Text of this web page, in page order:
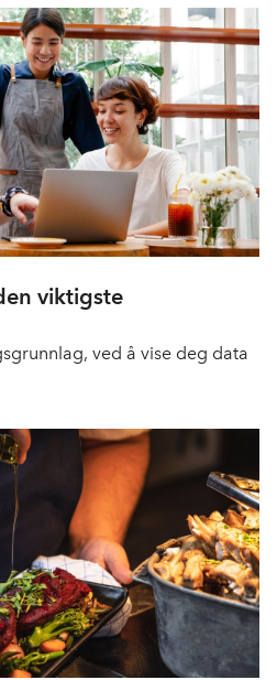
viktigste
ved å vise deg data